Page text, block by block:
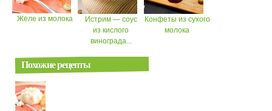
Желе из молока
Истрим — соус
из кислого
винограда...
Конфеты из сухого
молока
Похожие рецепты